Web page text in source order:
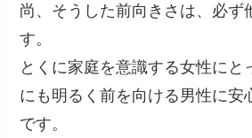
尚、そうした前向きさは、必ず
す。
とくに家庭を意識する女性にと
にも明るく前を向ける男性に安
です。